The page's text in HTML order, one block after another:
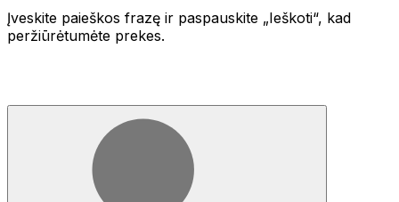
Įveskite paieškos frazę ir paspauskite „Ieškoti“, kad
peržiūrėtumėte prekes.